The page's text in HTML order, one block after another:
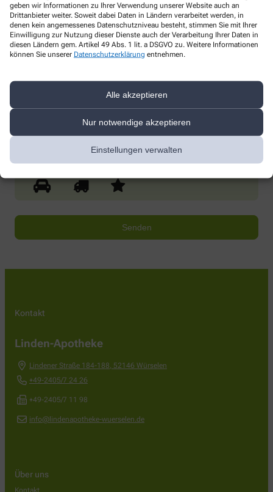
geben wir Informationen zu Ihrer Verwendung unserer Website auch an
Drittanbieter weiter. Soweit dabei Daten in Ländern verarbeitet werden, in
denen kein angemessenes Datenschutzniveau besteht, stimmen Sie mit Ihrer
Einwilligung zur Nutzung dieser Dienste auch der Verarbeitung Ihrer Daten in
diesen Ländern gem. Artikel 49 Abs. 1 lit. a DSGVO zu. Weitere Informationen
können Sie unserer Datenschutzerklärung entnehmen.
Alle akzeptieren
Nur notwendige akzeptieren
Einstellungen verwalten
* Bitte füllen Sie die Pflichtfelder aus
Ich erkläre mich damit einverstanden, dass die von mir angegebenen
Daten elektronisch erfasst und gespeichert und meine Daten an die
der Verarbeitung ist Art. 6 Abs. 1 lit. a DS-GVO. Die Einwilligung kann
jederzeit widerrufen werden, z.B. per E-Mail an
Ihre Daten werden ausschließlich zur Bearbeitung Ihrer Anfrage
verwendet. Weitere Informationen zum Datenschutz finden Sie unter
Datenschutz
Kontakt
Linden-Apotheke
Lindener Straße 184-188, 52146 Würselen
+49-2405/7 24 26
+49-2405/7 11 98
info@lindenapotheke-wuerselen.de
Über uns
Kontakt